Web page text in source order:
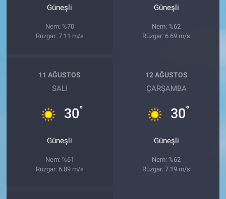
Güneşli
Nem: %70
Rüzgar: 7.11 m/s
Güneşli
Nem: %62
Rüzgar: 6.69 m/s
11 AĞUSTOS
SALI
30°
Güneşli
Nem: %61
Rüzgar: 6.89 m/s
12 AĞUSTOS
ÇARŞAMBA
30°
Güneşli
Nem: %62
Rüzgar: 7.19 m/s